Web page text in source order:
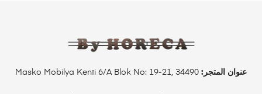
عنوان المتجر: